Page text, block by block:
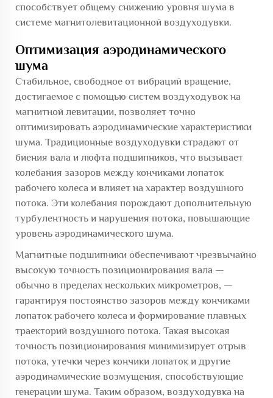
способствует общему снижению уровня шума в
системе магнитолевитационной воздуходувки.
Оптимизация аэродинамического
шума
Стабильное, свободное от вибраций вращение,
достигаемое с помощью систем воздуходувок на
магнитной левитации, позволяет точно
оптимизировать аэродинамические характеристики
шума. Традиционные воздуходувки страдают от
биения вала и люфта подшипников, что вызывает
колебания зазоров между кончиками лопаток
рабочего колеса и влияет на характер воздушного
потока. Эти колебания порождают дополнительную
турбулентность и нарушения потока, повышающие
уровень аэродинамического шума.
Магнитные подшипники обеспечивают чрезвычайно
высокую точность позиционирования вала —
обычно в пределах нескольких микрометров, —
гарантируя постоянство зазоров между кончиками
лопаток рабочего колеса и формирование плавных
траекторий воздушного потока. Такая высокая
точность позиционирования минимизирует отрыв
потока, утечки через кончики лопаток и другие
аэродинамические возмущения, способствующие
генерации шума. Таким образом, воздуходувка на